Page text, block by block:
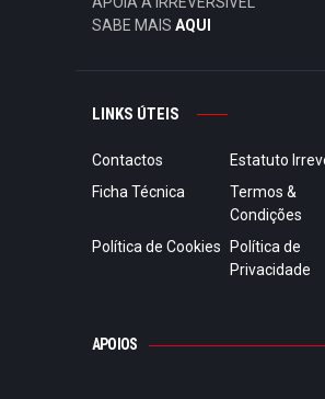
SABE MAIS AQUI
LINKS ÚTEIS
Contactos
Estatuto
Ficha Técnica
Termos &
Condições
Política de Cookies
Política de
Privacidade
APOIOS